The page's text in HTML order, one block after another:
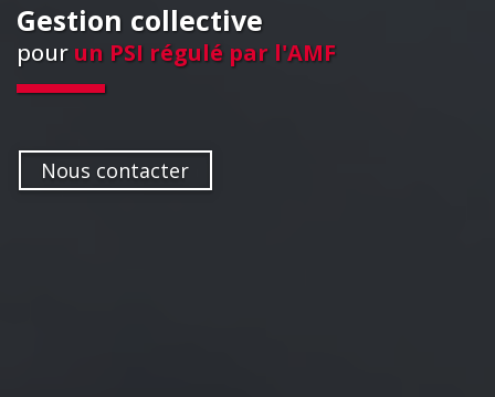
Gestion collective
pour un PSI régulé par l'AMF
Nous contacter